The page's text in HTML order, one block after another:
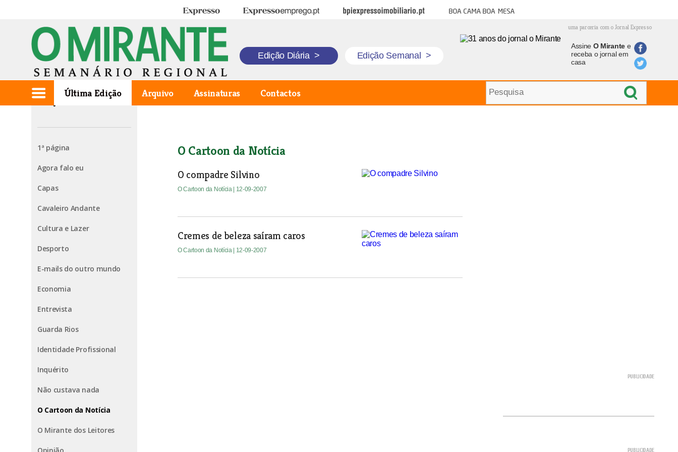
Expresso Expresso Emprego BPI Expresso Imobiliário Boa cama boa mesa
uma parceria com o Jornal Expresso
Edição Diária > Edição Semanal >
Assine O Mirantee
receba o jornal em
casa
Última Edição Arquivo Assinaturas Contactos
Edição de 2007.09.13
1ª página
Agora falo eu
Capas
Cavaleiro Andante
Cultura e Lazer
Desporto
E-mails do outro mundo
Economia
Entrevista
Guarda Rios
Identidade Profissional
Inquérito
Não custava nada
O Cartoon da Notícia
O Mirante dos Leitores
O Cartoon da Notícia
O compadre Silvino
O Cartoon da Notícia | 12-09-2007
Cremes de beleza saíram caros
O Cartoon da Notícia | 12-09-2007